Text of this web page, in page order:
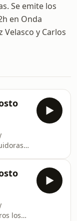
Se emite los
en Onda
y Carlos
un
de
en la
Fred
los